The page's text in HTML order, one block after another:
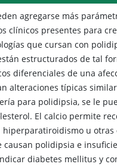
agregarse más
clínicos presentes para
que cursan con
estructurados de tal
diferenciales de una
alteraciones típicas
para polidipsia, se le
El calcio permite
hiperparatiroidismo u otras
causan polidipsia e
diabetes mellitus y